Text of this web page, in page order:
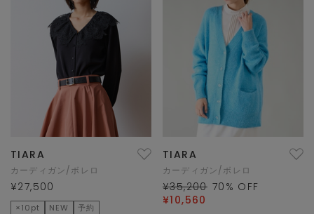
TIARA
カーディガン/ボレロ
¥27,500
×10pt NEW 予約
TIARA
カーディガン/ボレロ
¥35,200 70 % OFF
¥10,560